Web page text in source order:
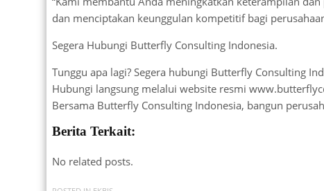
dan menciptakan keunggulan kompetitif bagi
Segera Hubungi Butterfly Consulting Indonesia.
Tunggu apa lagi? Segera hubungi Butterfly Consulting
Hubungi langsung melalui website resmi
Bersama Butterfly Consulting Indonesia, bangun
Berita Terkait:
No related posts.